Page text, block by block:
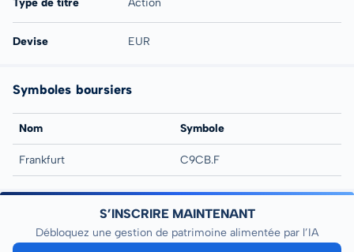
Type de titre Action
Devise EUR
Symboles boursiers
Nom Symbole
Frankfurt C9CB.F
S’INSCRIRE MAINTENANT
Débloquez une gestion de patrimoine alimentée par l’IA